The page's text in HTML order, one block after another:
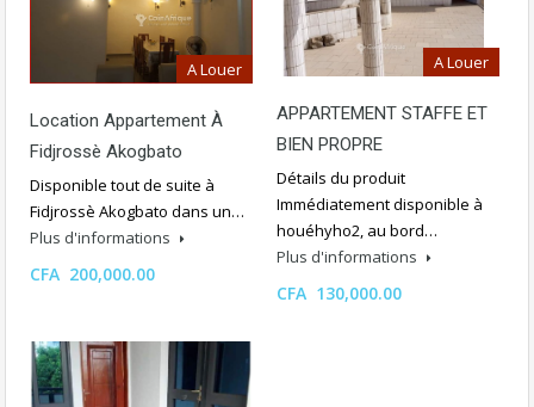
A Louer
Location Appartement À
Fidjrossè Akogbato
Disponible tout de suite à
Fidjrossè Akogbato dans un…
Plus d'informations
CFA 200,000.00
A Louer
APPARTEMENT STAFFE ET
BIEN PROPRE
Détails du produit
Immédiatement disponible à
houéhyho2, au bord…
Plus d'informations
CFA 130,000.00